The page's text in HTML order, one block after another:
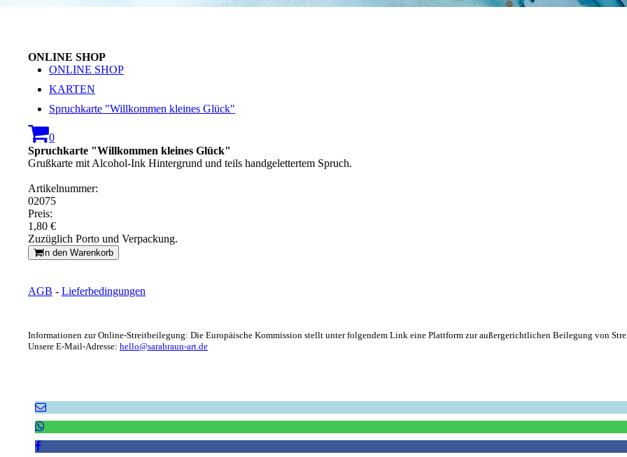
ONLINE SHOP
ONLINE SHOP
KARTEN
Spruchkarte "Willkommen kleines Glück"
0
Spruchkarte "Willkommen kleines Glück"
Grußkarte mit Alcohol-Ink Hintergrund und teils handgelettertem Spruch.
Artikelnummer:
02075
Preis:
1,80 €
Zuzüglich Porto und Verpackung.
In den Warenkorb
AGB - Lieferbedingungen
Informationen zur Online-Streitbeilegung: Die Europäische Kommission stellt unter folgendem Link eine Plattform zur außergerichtlichen Beilegung von
Unsere E-Mail-Adresse: hello@sarabraun-art.de